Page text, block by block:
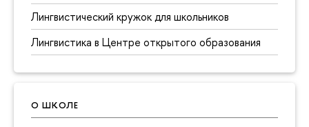
Лингвистический кружок для школьников
Лингвистика в Центре открытого образования
О ШКОЛЕ